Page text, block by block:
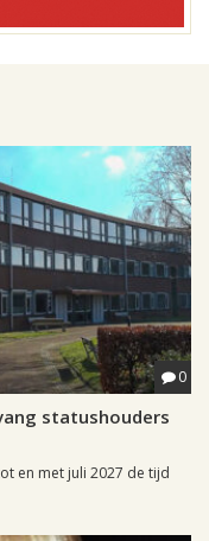
0
statushouders
en met juli 2027 de tijd